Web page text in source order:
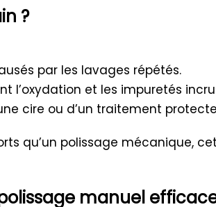
?
par les lavages répétés.
l’oxydation et les impuretés
cire ou d’un traitement
qu’un polissage mécanique,
manuel